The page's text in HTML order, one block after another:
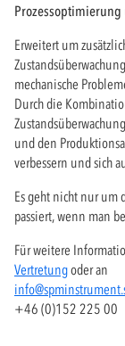
Erweitert um
mechanische
Durch die
und den
verbessern und sich
Es geht nicht nur um
passiert, wenn man
Für weitere
Vertretungoder an
+46 (0)152 225 00